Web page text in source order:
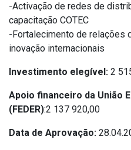
-Activação de redes de
capacitação COTEC
-Fortalecimento de relações
inovação internacionais
Investimento elegível: 2
Apoio financeiro da União
(FEDER):2 137 920,00
Data de Aprovação: